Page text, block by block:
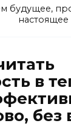
будущее,
настоящее
в
без